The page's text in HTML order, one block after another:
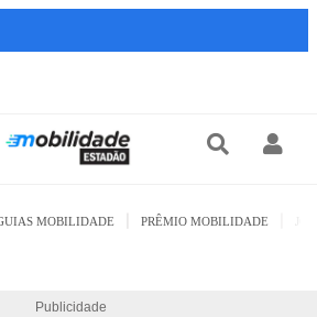
MOBILIDADE PRÊMIO MOBILIDADE
Publicidade